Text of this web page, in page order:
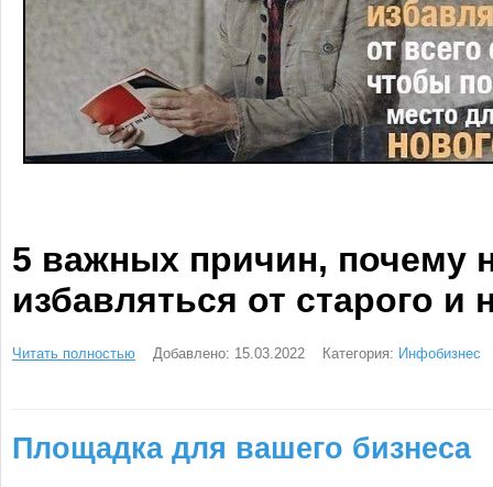
5 важных причин, почему
избавляться от старого и
Читать полностью Добавлено: 15.03.2022 Категория: Инфобизнес
Площадка для вашего бизнеса